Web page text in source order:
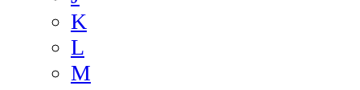
K
L
M